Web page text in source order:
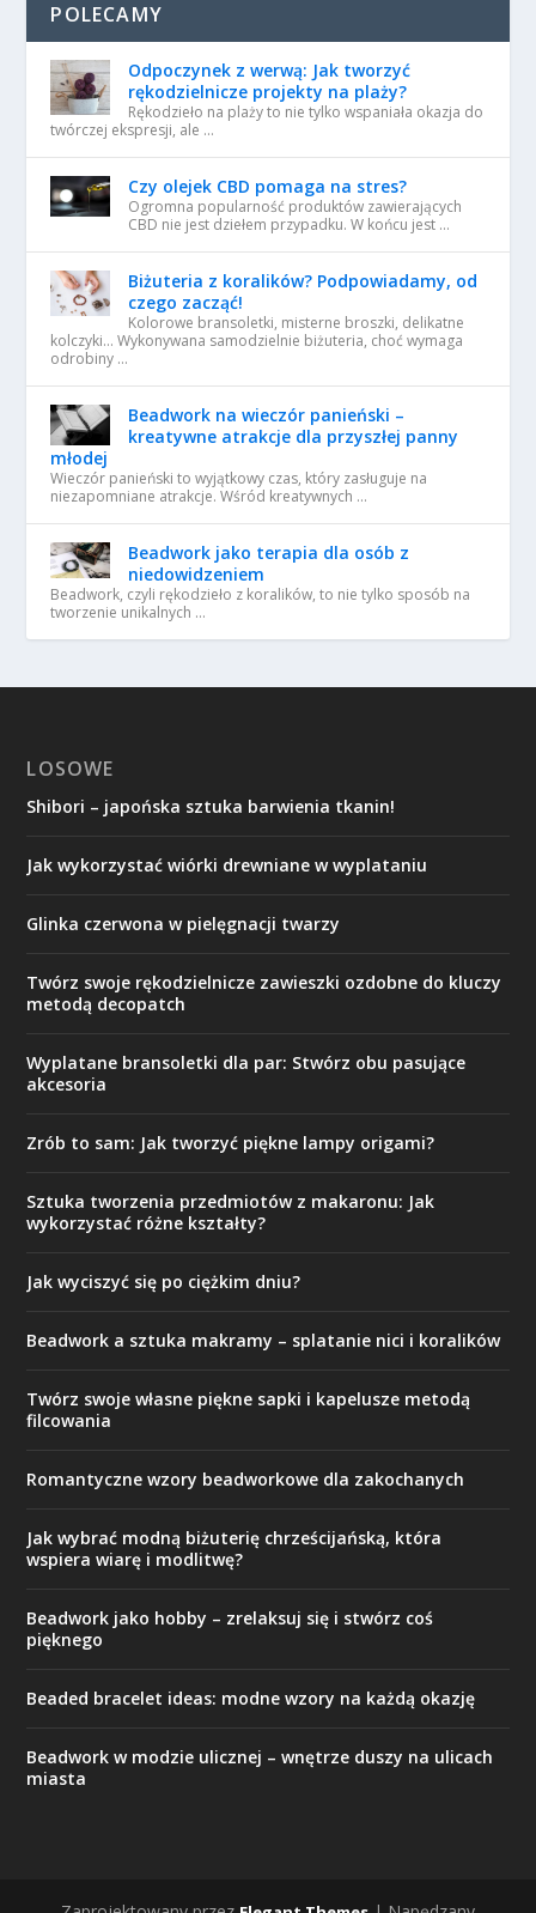
POLECAMY
Odpoczynek z werwą: Jak tworzyć
rękodzielnicze projekty na plaży?
Rękodzieło na plaży to nie tylko wspaniała okazja do
twórczej ekspresji, ale …
Czy olejek CBD pomaga na stres?
Ogromna popularność produktów zawierających
CBD nie jest dziełem przypadku. W końcu jest …
Biżuteria z koralików? Podpowiadamy, od
czego zacząć!
Kolorowe bransoletki, misterne broszki, delikatne
kolczyki… Wykonywana samodzielnie biżuteria, choć wymaga
odrobiny …
Beadwork na wieczór panieński –
kreatywne atrakcje dla przyszłej panny
młodej
Wieczór panieński to wyjątkowy czas, który zasługuje na
niezapomniane atrakcje. Wśród kreatywnych …
Beadwork jako terapia dla osób z
niedowidzeniem
Beadwork, czyli rękodzieło z koralików, to nie tylko sposób na
tworzenie unikalnych …
LOSOWE
Shibori – japońska sztuka barwienia tkanin!
Jak wykorzystać wiórki drewniane w wyplataniu
Glinka czerwona w pielęgnacji twarzy
Twórz swoje rękodzielnicze zawieszki ozdobne do kluczy
metodą decopatch
Wyplatane bransoletki dla par: Stwórz obu pasujące
akcesoria
Zrób to sam: Jak tworzyć piękne lampy origami?
Sztuka tworzenia przedmiotów z makaronu: Jak
wykorzystać różne kształty?
Jak wyciszyć się po ciężkim dniu?
Beadwork a sztuka makramy – splatanie nici i koralików
Twórz swoje własne piękne sapki i kapelusze metodą
filcowania
Romantyczne wzory beadworkowe dla zakochanych
Jak wybrać modną biżuterię chrześcijańską, która
wspiera wiarę i modlitwę?
Beadwork jako hobby – zrelaksuj się i stwórz coś
pięknego
Beaded bracelet ideas: modne wzory na każdą okazję
Beadwork w modzie ulicznej – wnętrze duszy na ulicach
miasta